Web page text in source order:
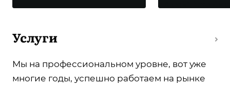
Услуги
Мы на профессиональном уровне, вот уже
многие годы, успешно работаем на рынке